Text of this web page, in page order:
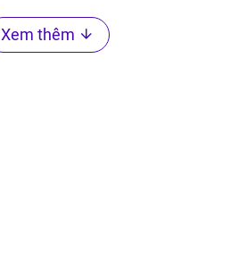
Xem thêm